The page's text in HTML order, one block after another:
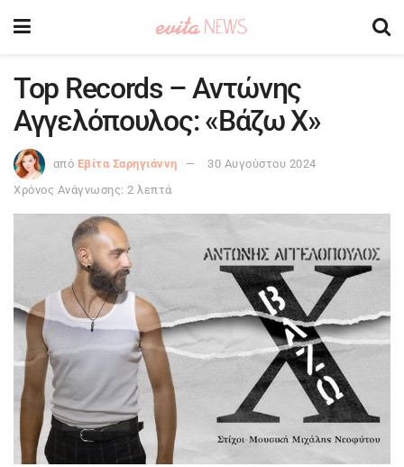
Top Records – Αντώνης
Αγγελόπουλος: «Βάζω Χ»
από Εβίτα Σαρηγιάννη
30 Αυγούστου 2024
Χρόνος Ανάγνωσης: 2 λεπτά